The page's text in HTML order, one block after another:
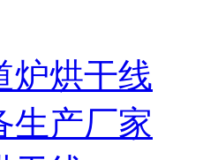
炉烘干线
生产厂家